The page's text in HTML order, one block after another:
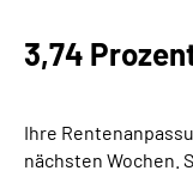
Beratung
3,74
Ihre
nächsten Wochen.